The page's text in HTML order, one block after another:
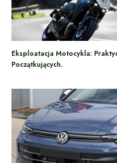
Eksploatacja Motocykla:
Początkujących.